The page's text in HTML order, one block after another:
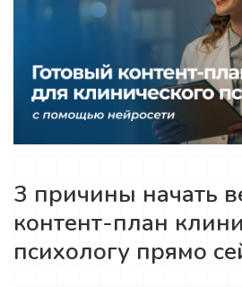
3 причины начать
контент-план
психологу прямо